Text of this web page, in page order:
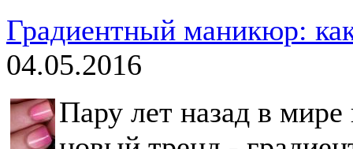
Градиентный маникюр:
04.05.2016
Пару лет назад в мире